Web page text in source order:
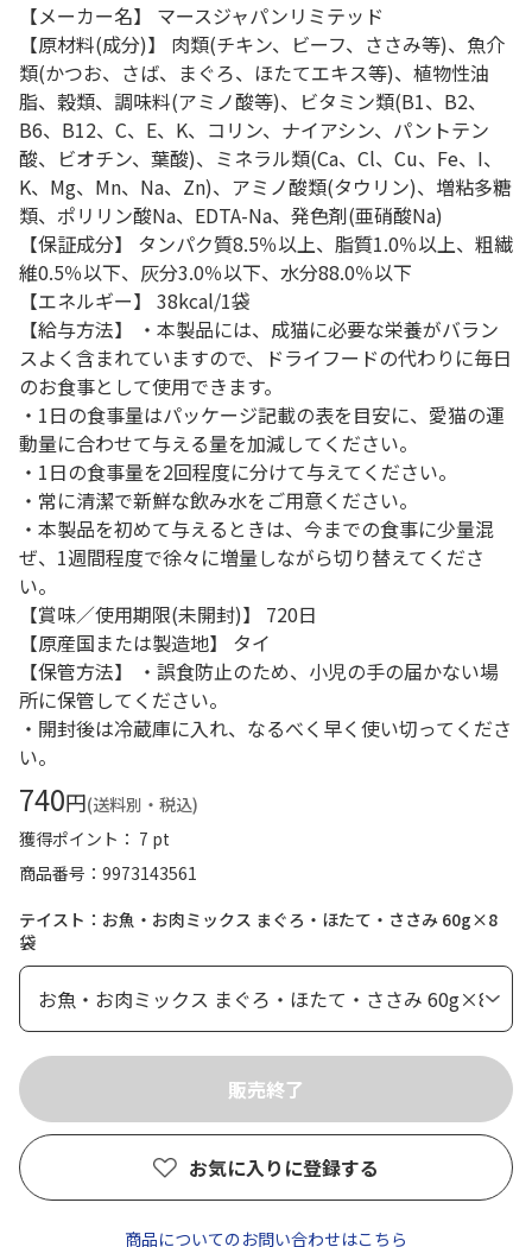
【メーカー名】 マースジャパンリミテッド
【原材料(成分)】 肉類(チキン、ビーフ、ささみ等)、魚介
類(かつお、さば、まぐろ、ほたてエキス等)、植物性油
脂、穀類、調味料(アミノ酸等)、ビタミン類(B1、B2、
B6、B12、C、E、K、コリン、ナイアシン、パントテン
酸、ビオチン、葉酸)、ミネラル類(Ca、Cl、Cu、Fe、I、
K、Mg、Mn、Na、Zn)、アミノ酸類(タウリン)、増粘多糖
類、ポリリン酸Na、EDTA-Na、発色剤(亜硝酸Na)
【保証成分】 タンパク質8.5％以上、脂質1.0％以上、粗繊
維0.5％以下、灰分3.0％以下、水分88.0％以下
【エネルギー】 38kcal/1袋
【給与方法】 ・本製品には、成猫に必要な栄養がバラン
スよく含まれていますので、ドライフードの代わりに毎日
のお食事として使用できます。
・1日の食事量はパッケージ記載の表を目安に、愛猫の運
動量に合わせて与える量を加減してください。
・1日の食事量を2回程度に分けて与えてください。
・常に清潔で新鮮な飲み水をご用意ください。
・本製品を初めて与えるときは、今までの食事に少量混
ぜ、1週間程度で徐々に増量しながら切り替えてくださ
い。
【賞味／使用期限(未開封)】 720日
【原産国または製造地】 タイ
【保管方法】 ・誤食防止のため、小児の手の届かない場
所に保管してください。
・開封後は冷蔵庫に入れ、なるべく早く使い切ってくださ
い。
740円(送料別・税込)
獲得ポイント： 7 pt
商品番号
9973143561
テイスト：お魚・お肉ミックス まぐろ・ほたて・ささみ 60g×8
袋
お気に入りに登録する
商品についてのお問い合わせはこちら